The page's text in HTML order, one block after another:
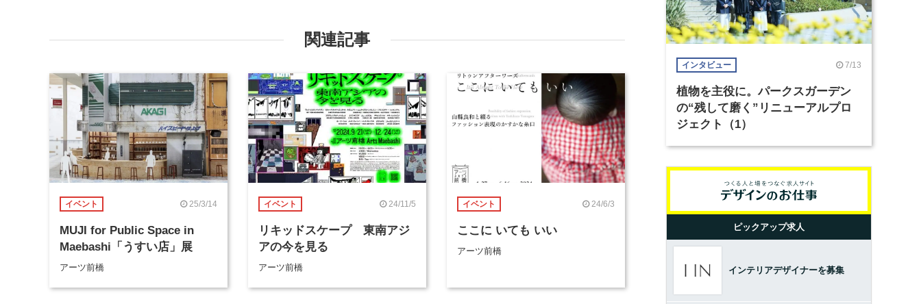
関連記事
イベント 25/3/14
MUJI for Public Space in
Maebashi「うすい店」展
アーツ前橋
イベント 24/11/5
リキッドスケープ 東南アジ
アの今を見る
アーツ前橋
イベント 24/6/3
ここに いても いい
アーツ前橋
インタビュー 7/13
植物を主役に。パークスガーデン
の“残して磨く”リニューアルプロ
ジェクト（1）
ピックアップ求人
インテリアデザイナーを募集